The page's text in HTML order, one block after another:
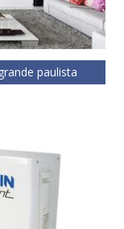
paulista